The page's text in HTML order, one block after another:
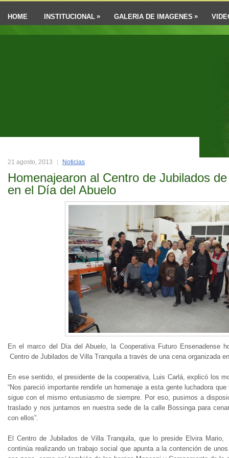
HOME INSTITUCIONAL » GALERIA DE IMAGENES »
21 agosto, 2013 Noticias
Homenajearon al Centro de Jubilados
en el Día del Abuelo
En el marco del Día del Abuelo, la Cooperativa Futuro Ensenadense
Centro de Jubilados de Villa Tranquila a través de una cena organizada
En ese sentido, el presidente de la cooperativa, Luis Carlá, explicó los
“Nos pareció importante rendirle un homenaje a esta gente luchadora
sigue con el mismo entusiasmo de siempre. Por eso, pusimos a
traslado y nos juntamos en nuestra sede de la calle Bossinga para
con ellos”.
El Centro de Jubilados de Villa Tranquila, que lo preside Elvira
continúa realizando un trabajo social que apunta a la contención de